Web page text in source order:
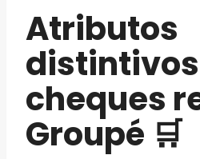
Atributos
cheques
Groupé 🛒